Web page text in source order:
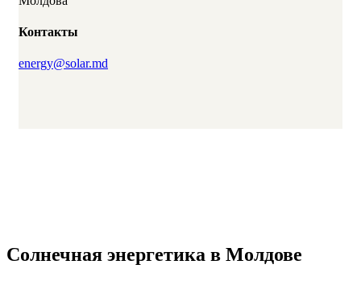
Контакты
energy@solar.md
Солнечная энергетика в Молдове